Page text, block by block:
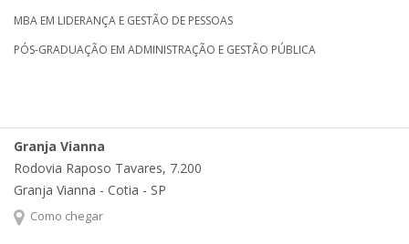
MBA EM LIDERANÇA E GESTÃO DE PESSOAS
PÓS-GRADUAÇÃO EM ADMINISTRAÇÃO E GESTÃO PÚBLICA
Granja Vianna
Rodovia Raposo Tavares, 7.200
Granja Vianna - Cotia - SP
Como chegar